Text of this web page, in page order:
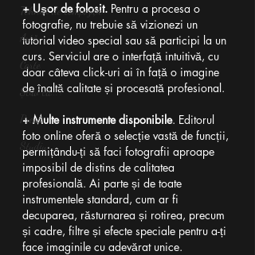
Tehnici de compoziție
Artă
Carte
Știai că...?
Presă
Studiu
+ Ușor de folosit. Pentru a procesa o
fotografie, nu trebuie să vizionezi un
tutorial video special sau să participi la un
curs. Serviciul are o interfață intuitivă, cu
doar câteva click-uri ai în față o imagine
de înaltă calitate și procesată profesional.
+ Multe instrumente disponibile. Editorul
foto online oferă o selecție vastă de funcții,
permițându-ți să faci fotografii aproape
imposibil de distins de calitatea
profesională. Ai parte și de toate
instrumentele standard, cum ar fi
decuparea, răsturnarea și rotirea, precum
și cadre, filtre și efecte speciale pentru a-ți
face imaginile cu adevărat unice.